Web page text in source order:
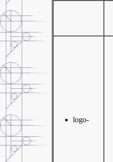
logo-